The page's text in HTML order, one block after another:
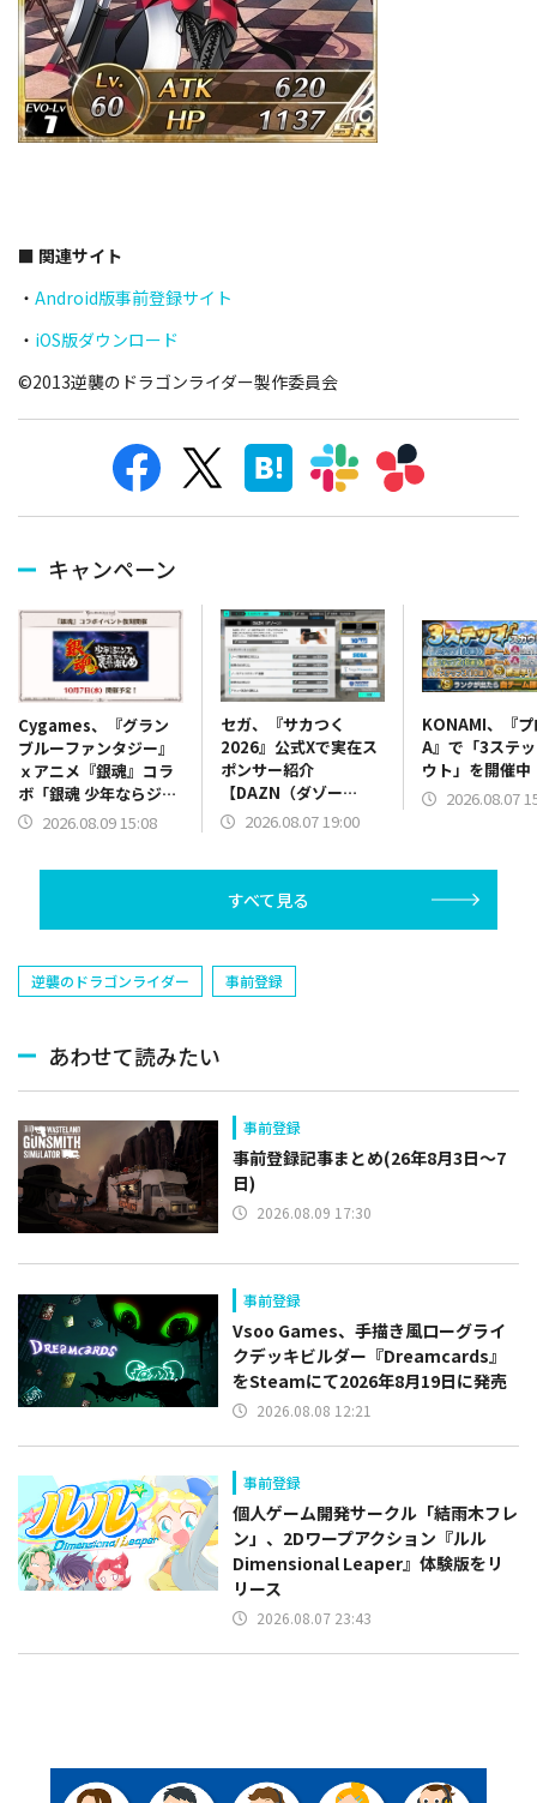
■ 関連サイト
・ Android版事前登録サイト
・ iOS版ダウンロード
©2013逆襲のドラゴンライダー製作委員会
キャンペーン
Cygames、『グラン
ブルーファンタジー』
ｘアニメ『銀魂』コラ
ボ「銀魂 少年ならジャ
ンプの裏表紙までちゃ
2026.08.09 15:08
セガ、『サカつく
2026』公式Xで実在ス
ポンサー紹介
【DAZN（ダゾー
ン）】篇をポスト
2026.08.07 19:00
KONAMI、『
A』で「3ステ
ウト」を開催中
2026.08.07
すべて見る
逆襲のドラゴンライダー 事前登録
あわせて読みたい
事前登録
事前登録記事まとめ(26年8月3日～7
日)
2026.08.09 17:30
事前登録
Vsoo Games、手描き風ローグライ
クデッキビルダー『Dreamcards』
をSteamにて2026年8月19日に発売
2026.08.08 12:21
事前登録
個人ゲーム開発サークル「結雨木フレ
ン」、2Dワープアクション『ルル
Dimensional Leaper』体験版をリ
リース
2026.08.07 23:43